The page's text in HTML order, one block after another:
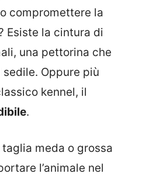
compromettere la
Esiste la cintura di
una pettorina che
Oppure più
kennel, il
.
meda o grossa
l’animale nel